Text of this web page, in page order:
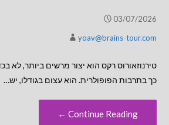
03/07/2026
yoav@brains-tour.com
טירנוזאורוס רקס הוא יצור מרשים ביותר, לא
כך בתרבות הפופולרית. הוא עצום בגודלו, יש…
Continue Reading ←